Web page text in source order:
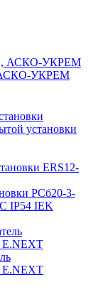
АСКО-УКРЕМ
установки
РСб20-3-
IP54 IEK
E.NEXT